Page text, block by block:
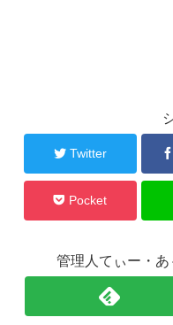
Twitter
Pocket
管理人てぃー・